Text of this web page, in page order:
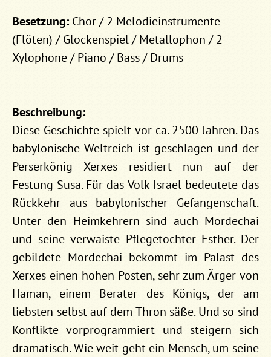
Besetzung: Chor / 2 Melodieinstrumente
(Flöten) / Glockenspiel / Metallophon / 2
Xylophone / Piano / Bass / Drums
Beschreibung:
Diese Geschichte spielt vor ca. 2500 Jahren. Das
babylonische Weltreich ist geschlagen und der
Perserkönig Xerxes residiert nun auf der
Festung Susa. Für das Volk Israel bedeutete das
Rückkehr aus babylonischer Gefangenschaft.
Unter den Heimkehrern sind auch Mordechai
und seine verwaiste Pflegetochter Esther. Der
gebildete Mordechai bekommt im Palast des
Xerxes einen hohen Posten, sehr zum Ärger von
Haman, einem Berater des Königs, der am
liebsten selbst auf dem Thron säße. Und so sind
Konflikte vorprogrammiert und steigern sich
dramatisch. Wie weit geht ein Mensch, um seine